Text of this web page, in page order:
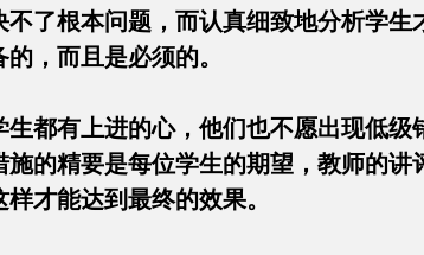
了根本问题，而认真细致地分析学
的，而且是必须的。
都有上进的心，他们也不愿出现低
的精要是每位学生的期望，教师的讲
样才能达到最终的效果。